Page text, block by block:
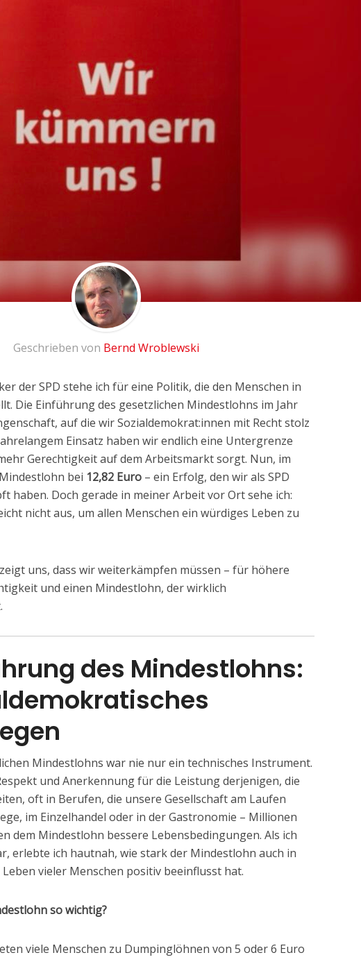
Geschrieben von Bernd Wroblewski
der SPD stehe ich für eine Politik, die den Menschen in
Die Einführung des gesetzlichen Mindestlohns im Jahr
auf die wir Sozialdemokrat:innen mit Recht stolz
Einsatz haben wir endlich eine Untergrenze
Gerechtigkeit auf dem Arbeitsmarkt sorgt. Nun, im
bei 12,82 Euro – ein Erfolg, den wir als SPD
haben. Doch gerade in meiner Arbeit vor Ort sehe ich:
nicht aus, um allen Menschen ein würdiges Leben zu
uns, dass wir weiterkämpfen müssen – für höhere
und einen Mindestlohn, der wirklich
des Mindestlohns:
Mindestlohns war nie nur ein technisches Instrument.
und Anerkennung für die Leistung derjenigen, die
oft in Berufen, die unsere Gesellschaft am Laufen
im Einzelhandel oder in der Gastronomie – Millionen
dem Mindestlohn bessere Lebensbedingungen. Als ich
erlebte ich hautnah, wie stark der Mindestlohn auch in
vieler Menschen positiv beeinflusst hat.
so wichtig?
viele Menschen zu Dumpinglöhnen von 5 oder 6 Euro